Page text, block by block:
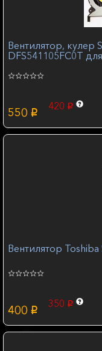
Вентилятор, кулер
DFS541105FC0T
550 p
420 p
Вентилятор
400 p
350 p